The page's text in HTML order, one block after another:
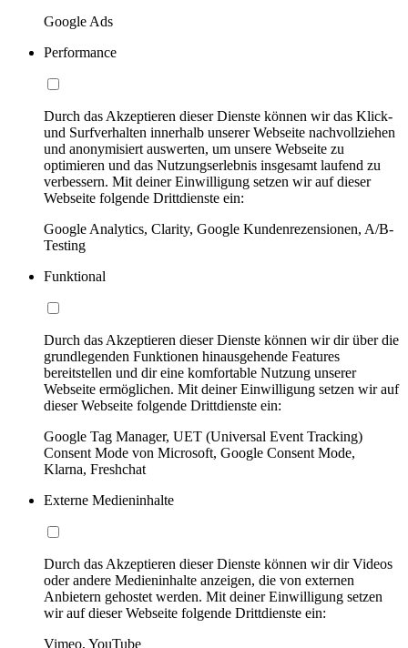
Google Ads
Performance
Durch das Akzeptieren dieser Dienste können wir das Klick-
und Surfverhalten innerhalb unserer Webseite nachvollziehen
und anonymisiert auswerten, um unsere Webseite zu
optimieren und das Nutzungserlebnis insgesamt laufend zu
verbessern. Mit deiner Einwilligung setzen wir auf dieser
Webseite folgende Drittdienste ein:
Google Analytics, Clarity, Google Kundenrezensionen, A/B-
Testing
Funktional
Durch das Akzeptieren dieser Dienste können wir dir über die
grundlegenden Funktionen hinausgehende Features
bereitstellen und dir eine komfortable Nutzung unserer
Webseite ermöglichen. Mit deiner Einwilligung setzen wir auf
dieser Webseite folgende Drittdienste ein:
Google Tag Manager, UET (Universal Event Tracking)
Consent Mode von Microsoft, Google Consent Mode,
Klarna, Freshchat
Externe Medieninhalte
Durch das Akzeptieren dieser Dienste können wir dir Videos
oder andere Medieninhalte anzeigen, die von externen
Anbietern gehostet werden. Mit deiner Einwilligung setzen
wir auf dieser Webseite folgende Drittdienste ein:
Vimeo, YouTube